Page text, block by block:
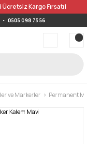
Kargo Fırsatı!
- 0505 098 73 56
ve Markerler Permanent